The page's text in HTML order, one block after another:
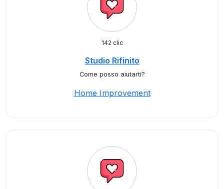
142 clic
Studio Rifinito
Come posso aiutarti?
Home Improvement